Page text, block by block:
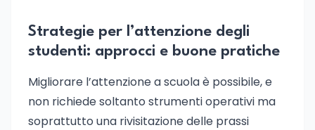
Strategie per l’attenzione degli
studenti: approcci e buone pratiche
Migliorare l’attenzione a scuola è possibile, e
non richiede soltanto strumenti operativi ma
soprattutto una rivisitazione delle prassi